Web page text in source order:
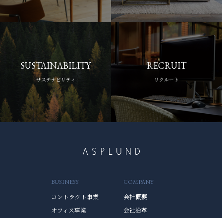
SUSTAINABILITY
サステナビリティ
RECRUIT
リクルート
BUSINESS
コントラクト事業
オフィス事業
COMPANY
会社概要
会社沿革